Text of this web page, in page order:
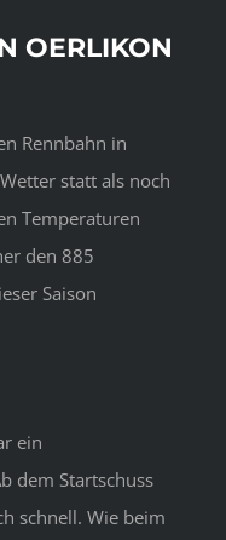
OERLIKON
Rennbahn in
statt als noch
Temperaturen
den 885
Saison
ein
dem Startschuss
schnell. Wie beim